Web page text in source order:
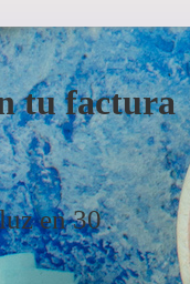
tu factura
en 30